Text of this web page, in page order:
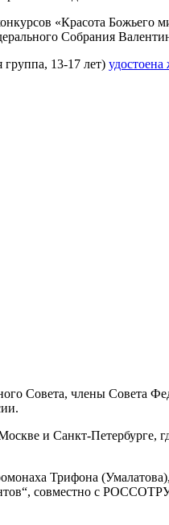
«Красота Божьего
Собрания
13-17 лет)
Совета, члены Совета
и Санкт-Петербурге,
Трифона
грантов“, совместно с